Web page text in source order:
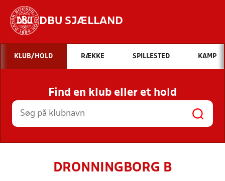
DBU SJÆLLAND
Hvad vil du søge efter?
INDHOLD OG NYHEDER
STILLINGER, RESULTATER, KLUBBER OG
HOLD
KLUB/HOLD RÆKKE SPILLESTED KAMP
Find en klub eller et hold
DRONNINGBORG B